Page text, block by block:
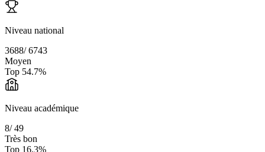
Niveau national
3688/6743
Moyen
Top 54.7%
Niveau académique
8/49
Très bon
Top 16.3%